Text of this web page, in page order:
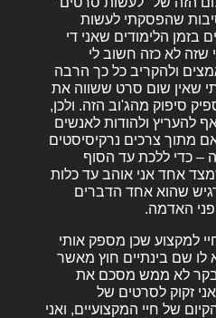
שהפסקתי לעשות
בזמן הלימודים שאני די
לא כזה חשוב לי
ולהקריב כל כך הרבה
שאין שום סרט ששווה את
סיפוק מהג'וב הזה. ולכן,
להעריץ ולהודות לאנשים
מתוך צרכים נרקיסיסטים
– כדי ללכת עד הסוף
אחד אני אוהב עד כלות
שהוא אחד הדברים
האדמה.
למקצוע שכן מספק אותי
לו שם בינתיים חוץ מאשר
לא ממש מסכם את
זקוק לסרטים של
של חיי המקצועיים, ואני